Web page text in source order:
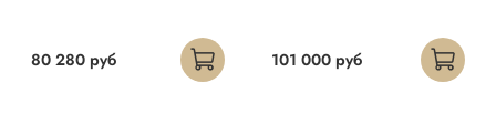
80 280 руб 101 000 руб